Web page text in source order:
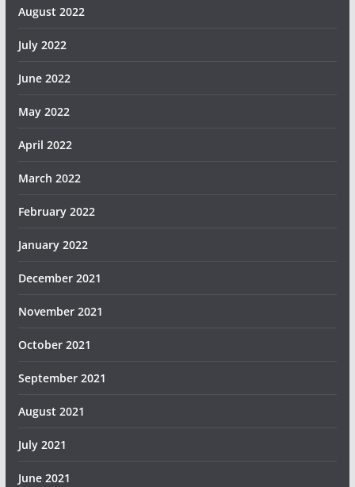
August 2022
July 2022
June 2022
May 2022
April 2022
March 2022
February 2022
January 2022
December 2021
November 2021
October 2021
September 2021
August 2021
July 2021
June 2021